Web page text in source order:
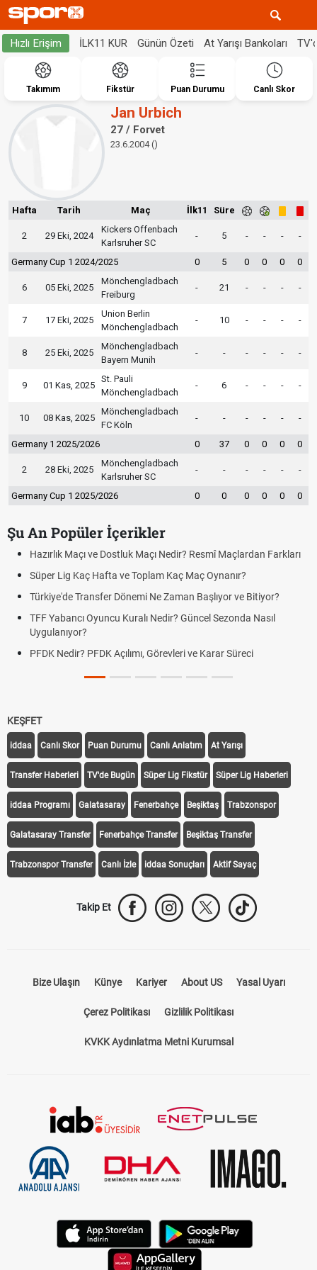
Hızlı Erişim İLK11 KUR Günün Özeti At Yarışı Bankoları
Takımım Fikstür Puan Durumu Canlı Skor
Jan Urbich
27 / Forvet
23.6.2004 ()
Hafta Tarih Maç İlk11 Süre
2 29 Eki, 2024
Kickers Offenbach
Karlsruher SC
- 5 - - - -
Germany Cup 1 2024/2025 0 5 0 0 0 0
6 05 Eki, 2025
Mönchengladbach
Freiburg
- 21 - - - -
7 17 Eki, 2025
Union Berlin
Mönchengladbach
- 10 - - - -
8 25 Eki, 2025
Mönchengladbach
Bayern Munih
- - - - - -
9 01 Kas, 2025
St. Pauli
Mönchengladbach
- 6 - - - -
10 08 Kas, 2025
Mönchengladbach
FC Köln
- - - - - -
Germany 1 2025/2026 0 37 0 0 0 0
2 28 Eki, 2025
Mönchengladbach
Karlsruher SC
- - - - - -
Germany Cup 1 2025/2026 0 0 0 0 0 0
Şu An Popüler İçerikler
Hazırlık Maçı ve Dostluk Maçı Nedir? Resmî Maçlardan Farkları
Süper Lig Kaç Hafta ve Toplam Kaç Maç Oynanır?
Türkiye'de Transfer Dönemi Ne Zaman Başlıyor ve Bitiyor?
TFF Yabancı Oyuncu Kuralı Nedir? Güncel Sezonda Nasıl
Uygulanıyor?
PFDK Nedir? PFDK Açılımı, Görevleri ve Karar Süreci
KEŞFET
iddaa Canlı Skor Puan Durumu Canlı Anlatım At Yarışı
Transfer Haberleri TV'de Bugün Süper Lig Fikstür Süper Lig Haberleri
iddaa Programı Galatasaray Fenerbahçe Beşiktaş Trabzonspor
Galatasaray Transfer Fenerbahçe Transfer Beşiktaş Transfer
Trabzonspor Transfer Canlı İzle iddaa Sonuçları Aktif Sayaç
Takip Et
Bize Ulaşın Künye Kariyer About US Yasal Uyarı
Çerez Politikası Gizlilik Politikası
KVKK Aydınlatma Metni Kurumsal